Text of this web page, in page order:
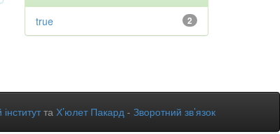
2
true
та Х’юлет Пакард - Зворотний зв’язок